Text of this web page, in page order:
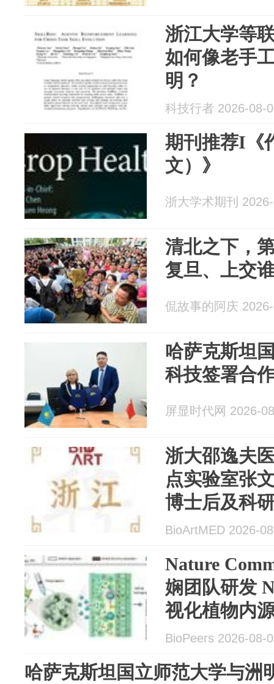
浙江大学等
如何像老手
明？
科技行者 2026-08-
期刊推荐I《
文）》
浙大学术期刊
清北之下，
复旦、上交
侃故事的阿庆
哈萨克斯坦
科技签署合
屏显时代网 2026-
浙大邵逸夫
点实验室张
博士后及科
BioArtMED 2026-
Nature
娴团队研发
视化植物内
BioPeers 2026-08-
哈萨克斯坦国立师范大学与洲